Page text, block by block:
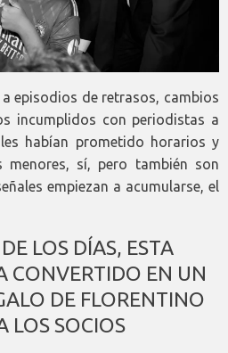
episodios de retrasos, cambios
incumplidos con periodistas a
habían prometido horarios y
menores, sí, pero también son
empiezan a acumularse, el
LOS DÍAS, ESTA
CONVERTIDO EN UN
DE FLORENTINO
LOS SOCIOS